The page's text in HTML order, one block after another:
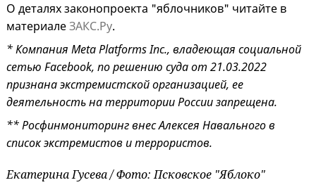
О деталях законопроекта "яблочников" читайте в
материалеЗАКС.Ру.
* Компания Meta Platforms Inc., владеющая социальной
сетью Facebook, по решению суда от 21.03.2022
признана экстремистской организацией, ее
деятельность на территории России запрещена.
** Росфинмониторинг внес Алексея Навального в
список экстремистов и террористов.
Екатерина Гусева / Фото: Псковское "Яблоко"